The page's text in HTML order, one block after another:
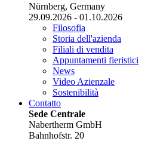
Nürnberg, Germany
29.09.2026 - 01.10.2026
Filosofia
Storia dell'azienda
Filiali di vendita
Appuntamenti fieristici
News
Video Azienzale
Sostenibilità
Contatto
Sede Centrale
Nabertherm GmbH
Bahnhofstr. 20